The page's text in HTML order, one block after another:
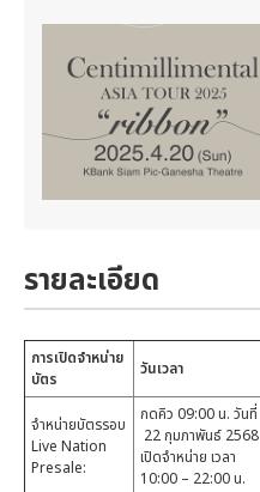
รายละเอียด
การเปิดจำหน่าย
บัตร
วันเวลา
จำหน่ายบัตรรอบ
Live Nation
Presale:
กดคิว 09:00 น. วันที่
22 กุมภาพันธ์ 2568
เปิดจำหน่าย เวลา
10:00 – 22:00 น.